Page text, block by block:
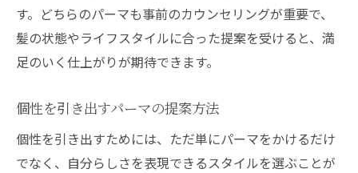
す。どちらのパーマも事前のカウンセリングが重要で、
髪の状態やライフスタイルに合った提案を受けると、満
足のいく仕上がりが期待できます。
個性を引き出すパーマの提案方法
個性を引き出すためには、ただ単にパーマをかけるだけ
でなく、自分らしさを表現できるスタイルを選ぶことが